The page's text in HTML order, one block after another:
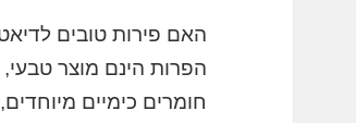
האם פירות טובים
הפרות הינם מוצר טבעי,
חומרים כימיים